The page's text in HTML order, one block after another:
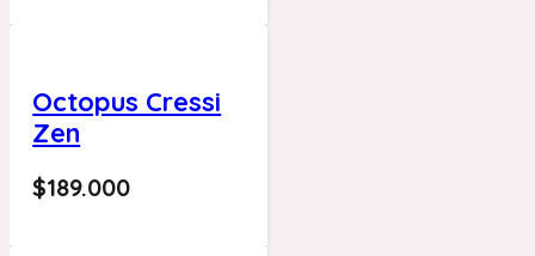
Octopus Cressi
Zen
$189.000